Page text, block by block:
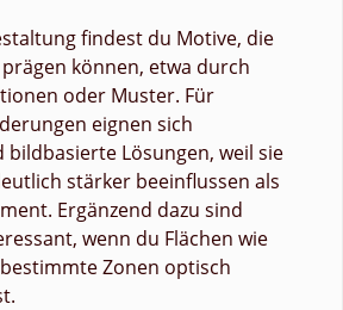
findest du Motive, die
können, etwa durch
oder Muster. Für
eignen sich
Lösungen, weil sie
stärker beeinflussen als
Ergänzend dazu sind
wenn du Flächen wie
Zonen optisch